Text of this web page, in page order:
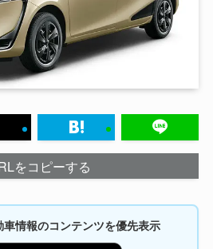
をコピーする
情報のコンテンツを優先表示